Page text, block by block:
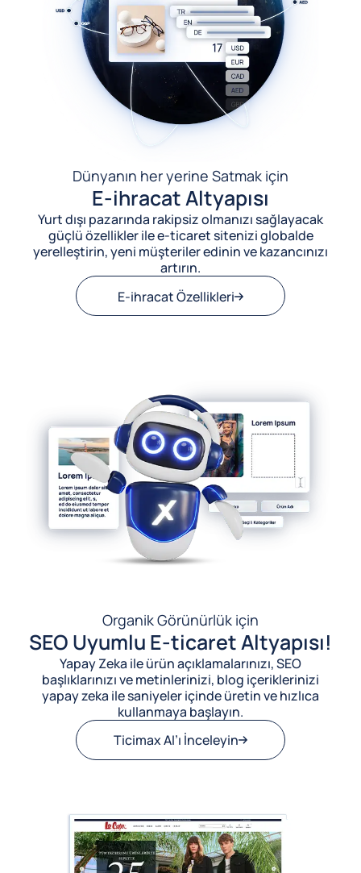
Dünyanın her yerine Satmak için
E-ihracat Altyapısı
Yurt dışı pazarında rakipsiz olmanızı sağlayacak
güçlü özellikler ile e-ticaret sitenizi globalde
yerelleştirin, yeni müşteriler edinin ve kazancınızı
artırın.
E-ihracat Özellikleri
Organik Görünürlük için
SEO Uyumlu E-ticaret Altyapısı!
Yapay Zeka ile ürün açıklamalarınızı, SEO
başlıklarınızı ve metinlerinizi, blog içeriklerinizi
yapay zeka ile saniyeler içinde üretin ve hızlıca
kullanmaya başlayın.
Ticimax AI’ı İnceleyin